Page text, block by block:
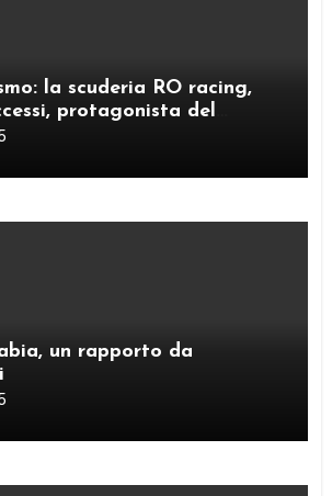
la scuderia RO racing,
protagonista del
un rapporto da